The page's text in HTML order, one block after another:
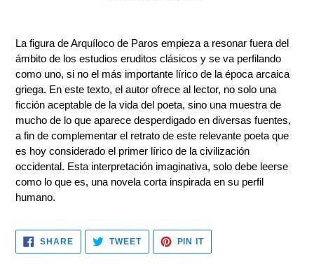
to
your
cart
La figura de Arquíloco de Paros empieza a resonar fuera del
ámbito de los estudios eruditos clásicos y se va perfilando
como uno, si no el más importante lírico de la época arcaica
griega. En este texto, el autor ofrece al lector, no solo una
ficción aceptable de la vida del poeta, sino una muestra de
mucho de lo que aparece desperdigado en diversas fuentes,
a fin de complementar el retrato de este relevante poeta que
es hoy considerado el primer lírico de la civilización
occidental. Esta interpretación imaginativa, solo debe leerse
como lo que es, una novela corta inspirada en su perfil
humano.
SHARESHARE
ON
FACEBOOK
TWEETTWEET
TWITTER
PIN ITPIN
PINTEREST